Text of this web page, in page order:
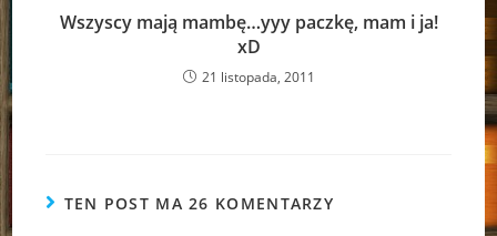
Wszyscy mają mambę…yyy paczkę, mam i ja!
xD
21 listopada, 2011
TEN POST MA 26 KOMENTARZY